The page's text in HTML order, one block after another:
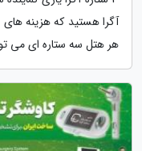
آگرا هستید که هزینه های
هر هتل سه ستاره ای می